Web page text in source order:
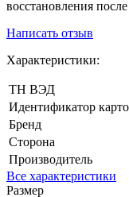
восстановления
Написать отзыв
Характеристики:
ТН ВЭД
Идентификатор
Бренд
Сторона
Производитель
Все характеристики
Размер